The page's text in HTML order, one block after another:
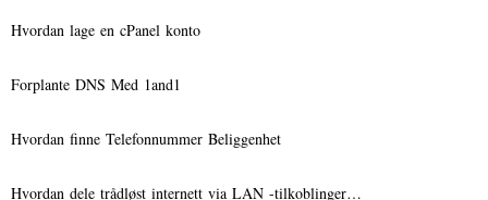
Hvordan lage en cPanel konto
Forplante DNS Med 1and1
Hvordan finne Telefonnummer Beliggenhet
Hvordan dele trådløst internett via LAN -tilkoblinger…